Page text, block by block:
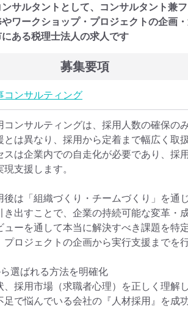
サルタントとして、コンサルタント兼
ワークショップ・プロジェクトの企画
ある税理士法人の求人です
募集要項
コンサルティング
コンサルティングは、採用人数の確保の
とは異なり、採用から定着まで幅広く取
スは企業内での自走化が必要であり、採
支援します。
後は「組織づくり・チームづくり」を通
き出すことで、企業の持続可能な変革・
ューを通して本当に解決すべき課題を特
プロジェクトの企画から実行支援までを行
選ばれる方法を明確化
、採用市場（求職者心理）を正しく理解
足で悩んでいる会社の『人材採用』を成